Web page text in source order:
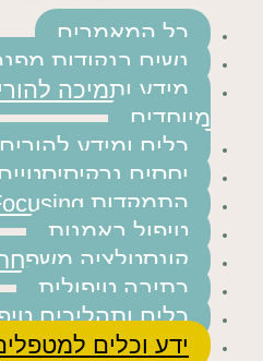
כל המאמרים
נשים בנקודות
מידע ותמיכה
מיוחדים
כלים ומידע להורים
יחסים
התמקדות Focusing
טיפול באמנות
קונסטלציה
כתיבה טיפולית
כלים ותהליכים
ידע וכלים